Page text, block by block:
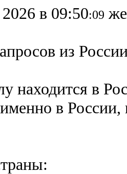
в 09:50:09
из
находится в
в России,